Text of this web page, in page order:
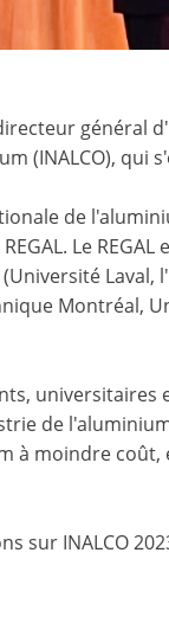
général
(INALCO), qui
de
Le
Montréal,
universitaires
de
à moindre coût,
sur INALCO